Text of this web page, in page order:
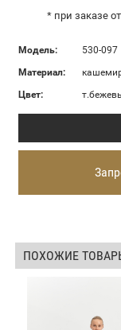
* при заказе
Модель:
530-097
Материал:
Цвет:
ПОХОЖИЕ